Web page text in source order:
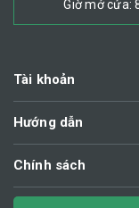
Giờ mở cửa:
Tài khoản
Hướng dẫn
Chính sách